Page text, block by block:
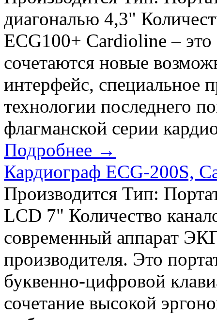
диагональю 4,3"
ECG100+ Cardioline –
сочетаются новые
интерфейс, специальное
технологии последнего
флагманской серии
Подробнее →
Кардиограф ECG-200S,
Производится Тип:
LCD 7" Количество
современный аппарат
производителя. Это
буквенно-цифровой
сочетание высокой